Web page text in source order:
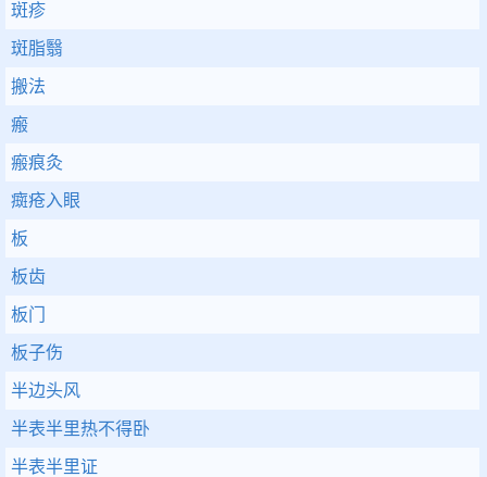
斑疹
斑脂翳
搬法
瘢
瘢痕灸
癍疮入眼
板
板齿
板门
板子伤
半边头风
半表半里热不得卧
半表半里证